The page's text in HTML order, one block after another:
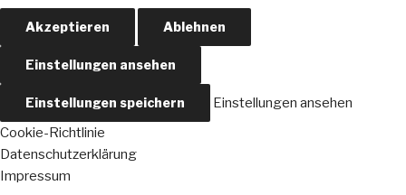
Akzeptieren Ablehnen
Einstellungen ansehen
Einstellungen speichern
Einstellungen ansehen
Cookie-Richtlinie
Datenschutzerklärung
Impressum